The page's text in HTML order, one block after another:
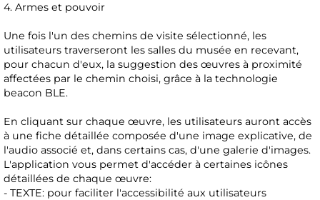
4. Armes et pouvoir
Une fois l'un des chemins de visite sélectionné, les
utilisateurs traverseront les salles du musée en recevant,
pour chacun d'eux, la suggestion des œuvres à proximité
affectées par le chemin choisi, grâce à la technologie
beacon BLE.
En cliquant sur chaque œuvre, les utilisateurs auront accès
à une fiche détaillée composée d'une image explicative, de
l'audio associé et, dans certains cas, d'une galerie d'images.
L'application vous permet d'accéder à certaines icônes
détaillées de chaque œuvre:
- TEXTE: pour faciliter l'accessibilité aux utilisateurs